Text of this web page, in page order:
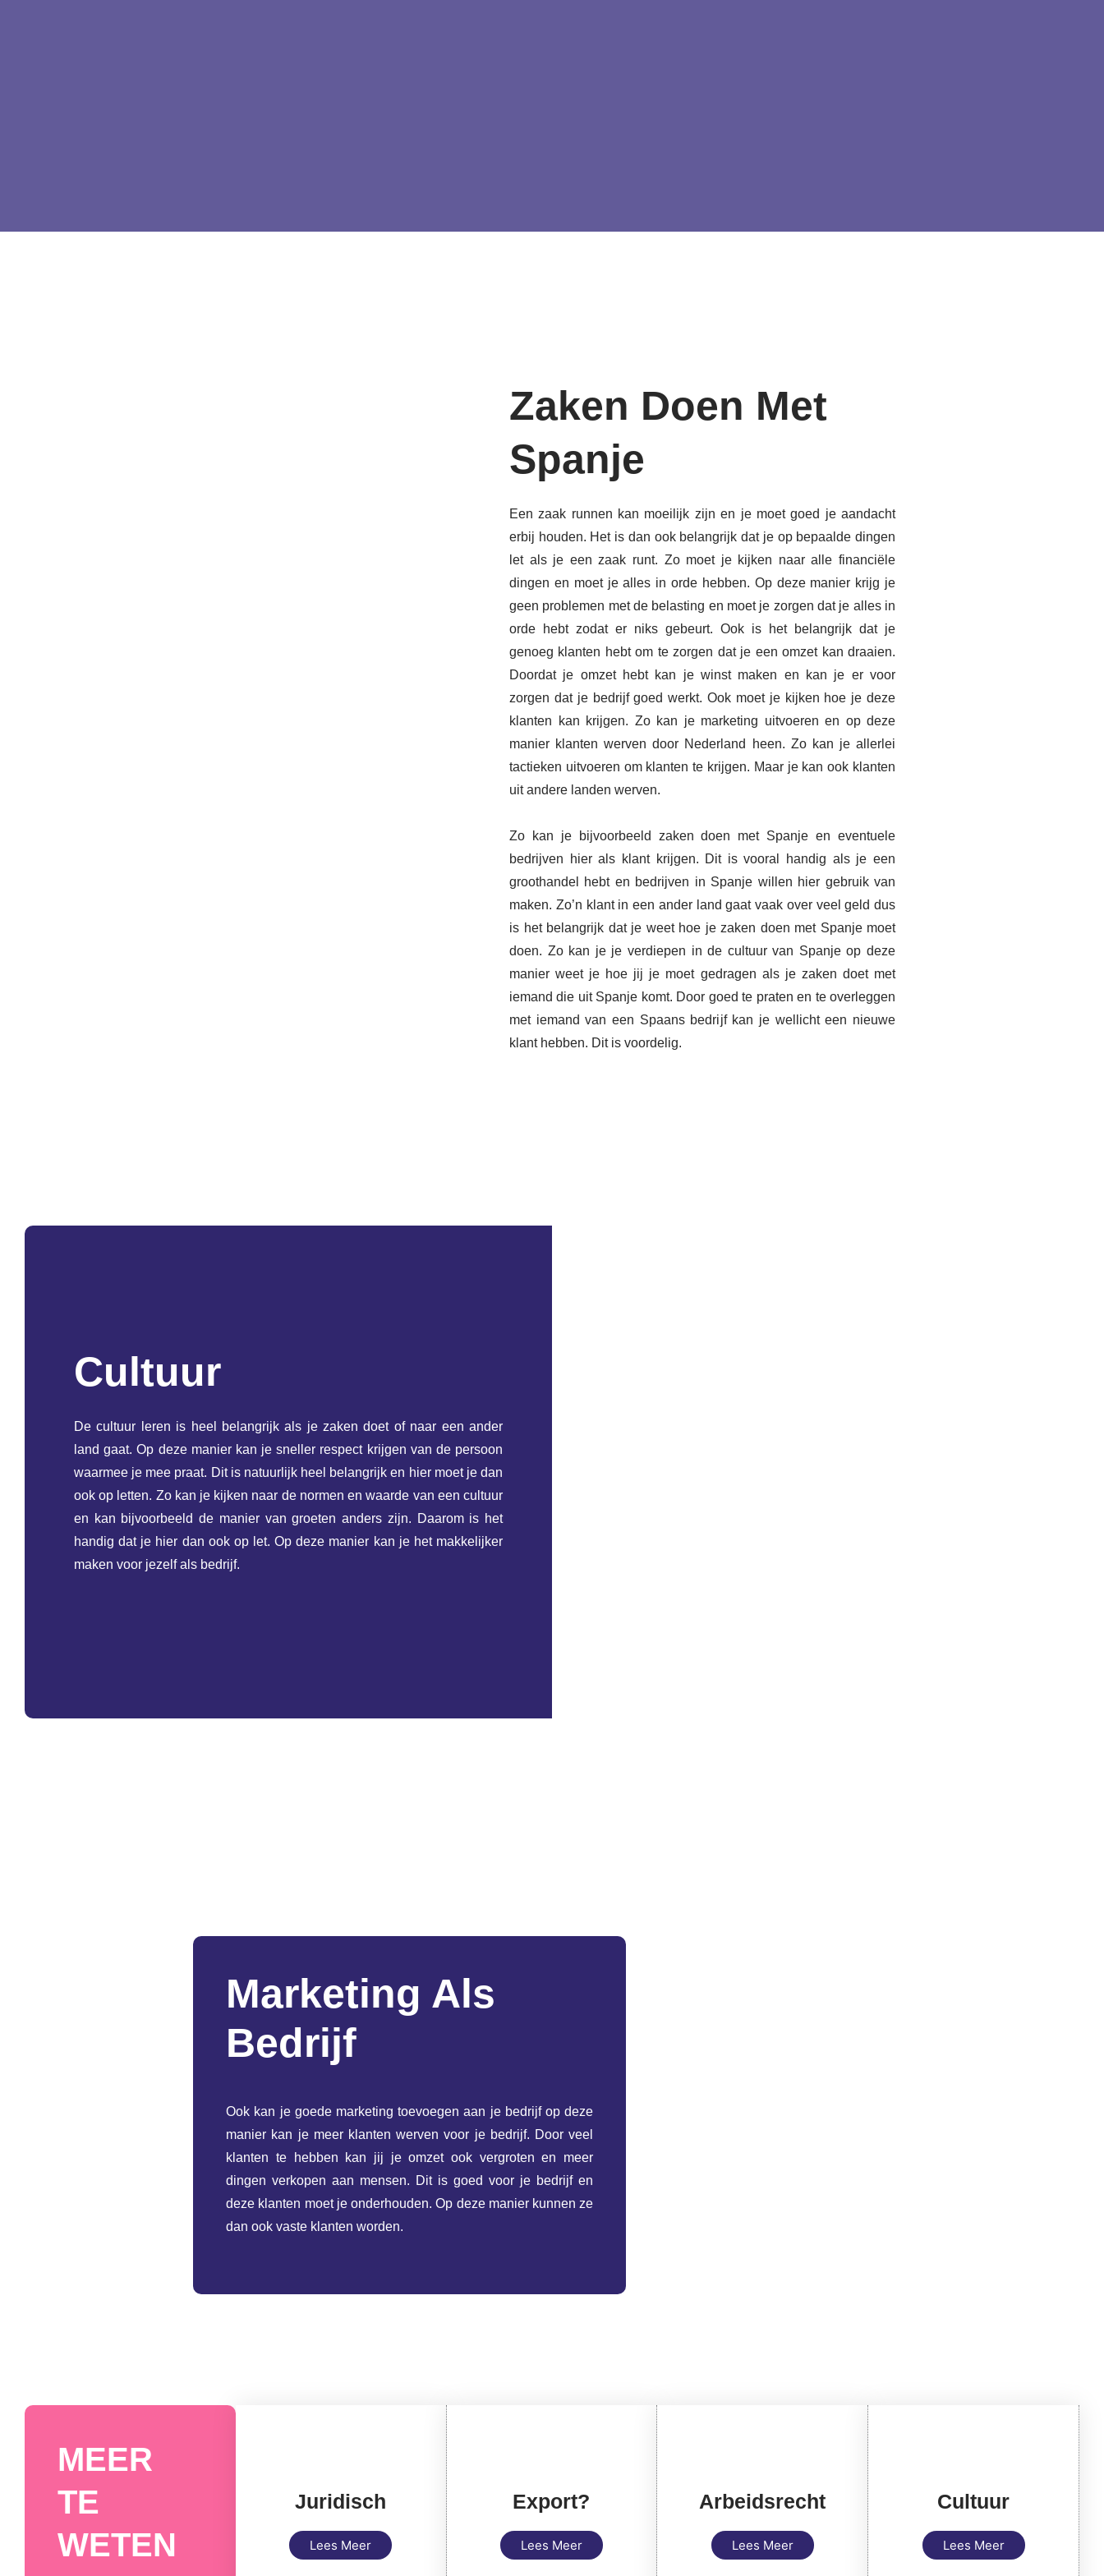
Zaken Doen Met
Spanje
Een zaak runnen kan moeilijk zijn en je moet goed je aandacht
erbij houden. Het is dan ook belangrijk dat je op bepaalde dingen
let als je een zaak runt. Zo moet je kijken naar alle financiële
dingen en moet je alles in orde hebben. Op deze manier krijg je
geen problemen met de belasting en moet je zorgen dat je alles in
orde hebt zodat er niks gebeurt. Ook is het belangrijk dat je
genoeg klanten hebt om te zorgen dat je een omzet kan draaien.
Doordat je omzet hebt kan je winst maken en kan je er voor
zorgen dat je bedrijf goed werkt. Ook moet je kijken hoe je deze
klanten kan krijgen. Zo kan je marketing uitvoeren en op deze
manier klanten werven door Nederland heen. Zo kan je allerlei
tactieken uitvoeren om klanten te krijgen. Maar je kan ook klanten
uit andere landen werven.
Zo kan je bijvoorbeeld zaken doen met Spanje en eventuele
bedrijven hier als klant krijgen. Dit is vooral handig als je een
groothandel hebt en bedrijven in Spanje willen hier gebruik van
maken. Zo’n klant in een ander land gaat vaak over veel geld dus
is het belangrijk dat je weet hoe je zaken doen met Spanje moet
doen. Zo kan je je verdiepen in de cultuur van Spanje op deze
manier weet je hoe jij je moet gedragen als je zaken doet met
iemand die uit Spanje komt. Door goed te praten en te overleggen
met iemand van een Spaans bedrijf kan je wellicht een nieuwe
klant hebben. Dit is voordelig.
Cultuur
De cultuur leren is heel belangrijk als je zaken doet of naar een ander
land gaat. Op deze manier kan je sneller respect krijgen van de persoon
waarmee je mee praat. Dit is natuurlijk heel belangrijk en hier moet je dan
ook op letten. Zo kan je kijken naar de normen en waarde van een cultuur
en kan bijvoorbeeld de manier van groeten anders zijn. Daarom is het
handig dat je hier dan ook op let. Op deze manier kan je het makkelijker
maken voor jezelf als bedrijf.
Marketing Als
Bedrijf
Ook kan je goede marketing toevoegen aan je bedrijf op deze
manier kan je meer klanten werven voor je bedrijf. Door veel
klanten te hebben kan jij je omzet ook vergroten en meer
dingen verkopen aan mensen. Dit is goed voor je bedrijf en
deze klanten moet je onderhouden. Op deze manier kunnen ze
dan ook vaste klanten worden.
MEER
TE
WETEN
Juridisch
Lees Meer
Export?
Lees Meer
Arbeidsrecht
Lees Meer
Cultuur
Lees Meer